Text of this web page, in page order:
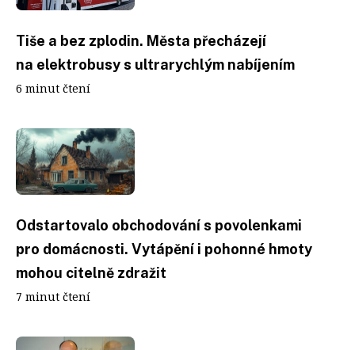
Tiše a bez zplodin. Města přecházejí
na elektrobusy s ultrarychlým nabíjením
6 minut čtení
Odstartovalo obchodování s povolenkami
pro domácnosti. Vytápění i pohonné hmoty
mohou citelně zdražit
7 minut čtení